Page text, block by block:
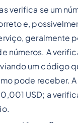
verifica se um
e,
geralmente
números. A
um código
pode receber.
USD; a